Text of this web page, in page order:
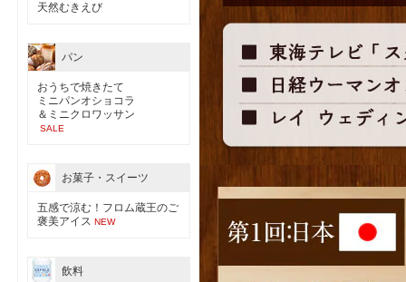
天然むきえび
パン
おうちで焼きたて
ミニパンオショコラ
＆ミニクロワッサン
SALE
お菓子・スイーツ
五感で涼む！フロム蔵王のご
褒美アイス NEW
飲料